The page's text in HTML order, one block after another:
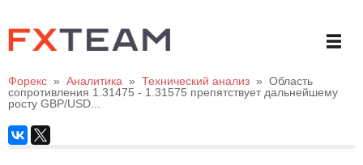
Форекс » Аналитика » Технический анализ » Область
сопротивления 1.31475 - 1.31575 препятствует дальнейшему
росту GBP/USD...